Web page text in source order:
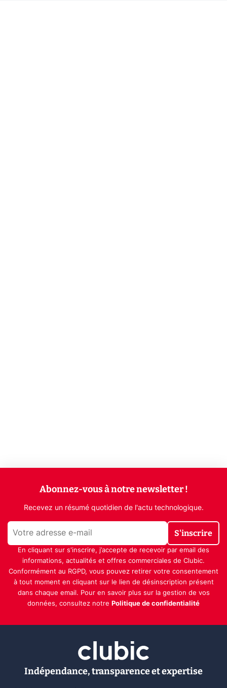
Abonnez-vous à notre newsletter !
Recevez un résumé quotidien de l'actu technologique.
S'inscrire
En cliquant sur s'inscrire, j’accepte de recevoir par email des
informations, actualités et offres commerciales de Clubic.
Conformément au RGPD, vous pouvez retirer votre consentement
à tout moment en cliquant sur le lien de désinscription présent
dans chaque email. Pour en savoir plus sur la gestion de vos
données, consultez notre Politique de confidentialité
Indépendance, transparence et expertise